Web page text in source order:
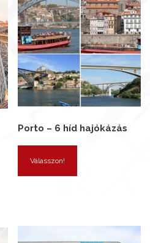
Porto – 6 híd hajókázás
Válasszon!